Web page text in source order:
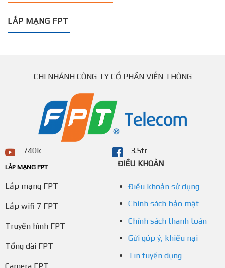
LẮP MẠNG FPT
CHI NHÁNH CÔNG TY CỔ PHẦN VIỄN THÔNG
740k 3.5tr
LẮP MẠNG FPT
Lắp mạng FPT
Lắp wifi 7 FPT
Truyền hình FPT
Tổng đài FPT
Camera FPT
ĐIỀU KHOẢN
Điều khoản sử dụng
Chính sách bảo mật
Chính sách thanh toán
Gửi góp ý, khiếu nại
Tin tuyển dụng